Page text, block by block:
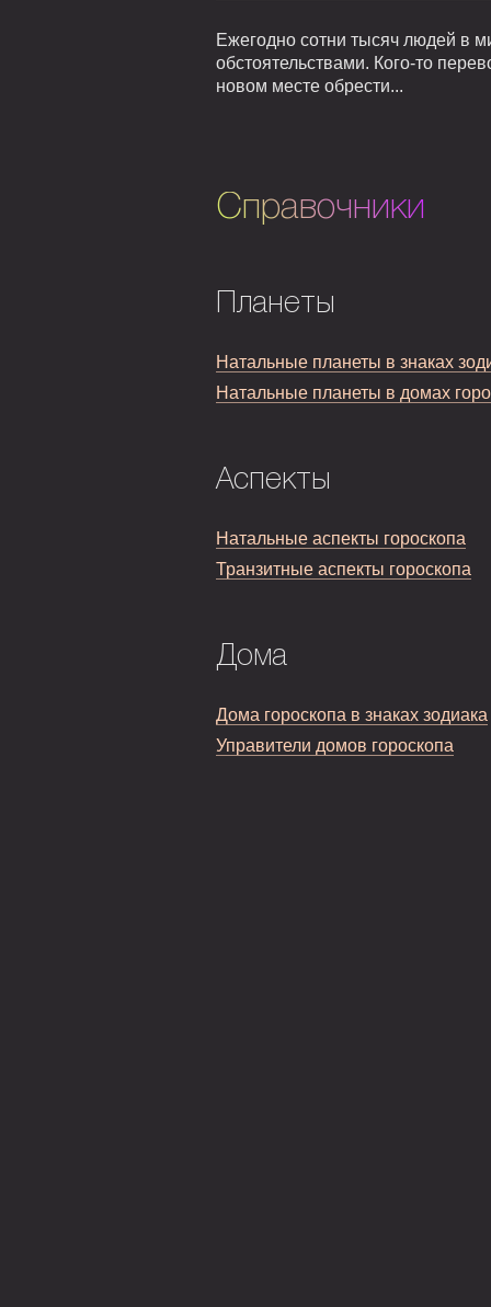
Ежегодно сотни тысяч людей в
обстоятельствами. Кого-то
новом месте обрести...
Справочники
Планеты
Натальные планеты в знаках
Натальные планеты в домах
Аспекты
Натальные аспекты гороскопа
Транзитные аспекты гороскопа
Дома
Дома гороскопа в знаках зодиака
Управители домов гороскопа